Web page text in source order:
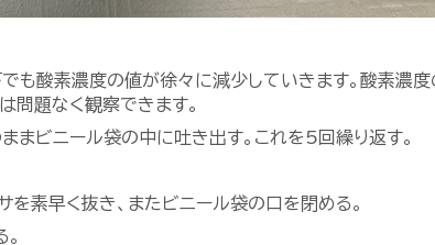
でも酸素濃度の値が徐々に減少していきます。酸素濃
問題なく観察できます。
まビニール袋の中に吐き出す。これを5回繰り返す。
を素早く抜き、またビニール袋の口を閉める。